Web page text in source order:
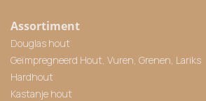
Assortiment
Douglas hout
Geïmpregneerd Hout, Vuren, Grenen, Lariks
Hardhout
Kastanje hout